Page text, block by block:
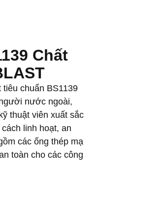
Chất
chuẩn BS1139
nước ngoài,
thuật viên xuất sắc
linh hoạt, an
các ống thép mạ
toàn cho các công